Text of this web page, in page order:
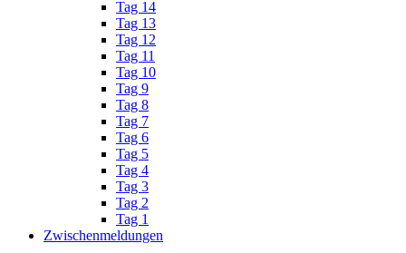
Tag 14
Tag 13
Tag 12
Tag 11
Tag 10
Tag 9
Tag 8
Tag 7
Tag 6
Tag 5
Tag 4
Tag 3
Tag 2
Tag 1
Zwischenmeldungen